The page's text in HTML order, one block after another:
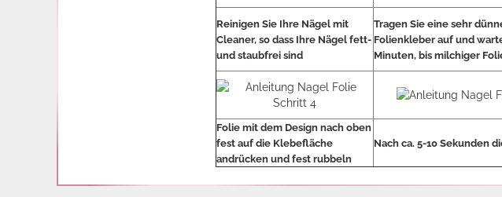
Reinigen Sie Ihre Nägel mit
Cleaner, so dass Ihre Nägel fett-
und staubfrei sind
Tragen Sie eine sehr
Folienkleber auf und
Minuten, bis milchiger
Folie mit dem Design nach oben
fest auf die Klebefläche
andrücken und fest rubbeln
Nach ca. 5-10 Sekunden